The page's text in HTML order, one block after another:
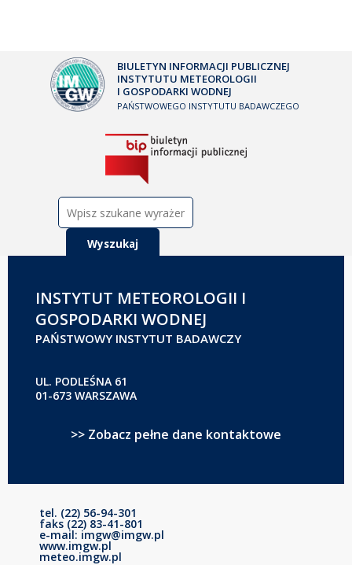
BIULETYN INFORMACJI PUBLICZNEJ
INSTYTUTU METEOROLOGII
I GOSPODARKI WODNEJ
PAŃSTWOWEGO INSTYTUTU BADAWCZEGO
INSTYTUT METEOROLOGII I
GOSPODARKI WODNEJ
PAŃSTWOWY INSTYTUT BADAWCZY
UL. PODLEŚNA 61
01-673 WARSZAWA
>> Zobacz pełne dane kontaktowe
tel. (22) 56-94-301
faks (22) 83-41-801
e-mail: imgw@imgw.pl
www.imgw.pl
meteo.imgw.pl